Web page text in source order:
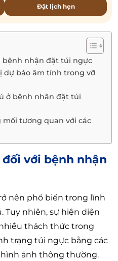
Đặt lịch hẹn
bệnh nhận đặt túi ngực
dự báo âm tính trong vỡ
ở bệnh nhân đặt túi
mối tương quan với các
với bệnh nhận
nên phổ biến trong lĩnh
Tuy nhiên, sự hiện diện
thách thức trong
trạng túi ngực bằng các
ảnh thông thường.